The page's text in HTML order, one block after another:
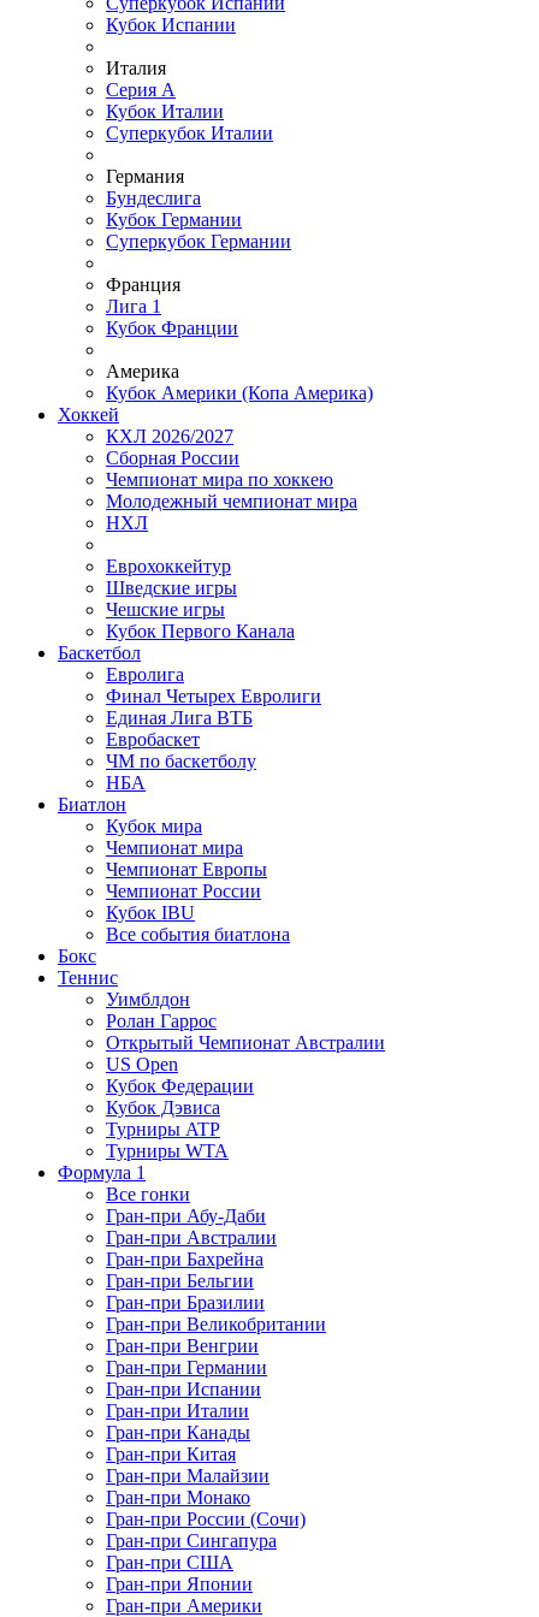
Кубок Испании
Италия
Серия А
Кубок Италии
Суперкубок Италии
Германия
Бундеслига
Кубок Германии
Суперкубок Германии
Франция
Лига 1
Кубок Франции
Америка
Кубок Америки (Копа Америка)
Хоккей
КХЛ 2026/2027
Сборная России
Чемпионат мира по хоккею
Молодежный чемпионат мира
НХЛ
Еврохоккейтур
Шведские игры
Чешские игры
Кубок Первого Канала
Баскетбол
Евролига
Финал Четырех Евролиги
Единая Лига ВТБ
Евробаскет
ЧМ по баскетболу
НБА
Биатлон
Кубок мира
Чемпионат мира
Чемпионат Европы
Чемпионат России
Кубок IBU
Все события биатлона
Бокс
Теннис
Уимблдон
Ролан Гаррос
Открытый Чемпионат Австралии
US Open
Кубок Федерации
Кубок Дэвиса
Турниры ATP
Турниры WTA
Формула 1
Все гонки
Гран-при Абу-Даби
Гран-при Австралии
Гран-при Бахрейна
Гран-при Бельгии
Гран-при Бразилии
Гран-при Великобритании
Гран-при Венгрии
Гран-при Германии
Гран-при Испании
Гран-при Италии
Гран-при Канады
Гран-при Китая
Гран-при Малайзии
Гран-при Монако
Гран-при России (Сочи)
Гран-при Сингапура
Гран-при США
Гран-при Японии
Гран-при Америки